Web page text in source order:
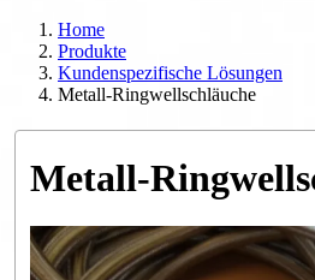
Home
Produkte
Kundenspezifische Lösungen
Metall-Ringwellschläuche
Metall-